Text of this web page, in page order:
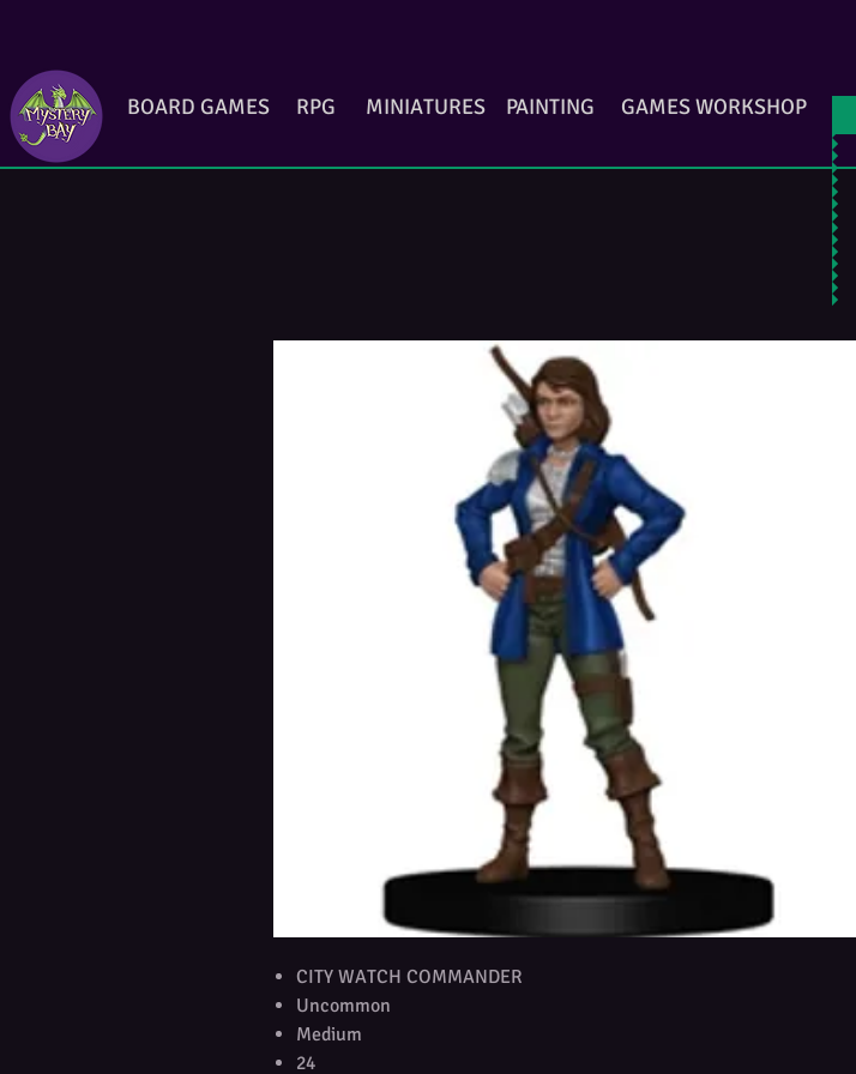
BOARD GAMES RPG MINIATURES PAINTING GAMES WORKSHOP
CITY WATCH COMMANDER
Uncommon
Medium
24